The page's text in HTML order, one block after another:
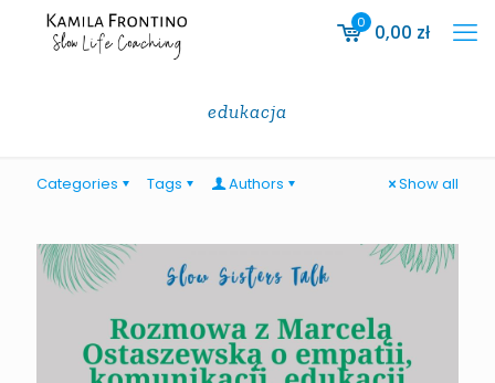
0 0,00 zł
edukacja
Categories Tags Authors Show all